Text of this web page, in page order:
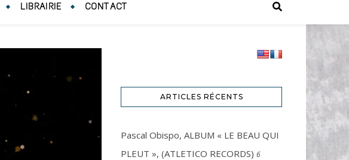
LIBRAIRIE CONTACT
ARTICLES RÉCENTS
Pascal Obispo, ALBUM « LE BEAU QUI
PLEUT », (ATLETICO RECORDS) 6